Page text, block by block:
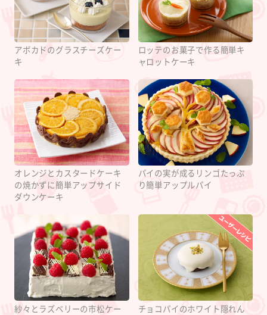
アボカドのグラスチーズケー
キ
ロッテのお菓子で作る簡単キ
ャロットケーキ
オレンジとカスタードケーキ
の焼かずに簡単アップサイド
ダウンケーキ
パイの実が成るリンゴたっぷ
り簡単アップルパイ
紗々とラズベリーの市松ケー
チョコパイのホワイト隠れん